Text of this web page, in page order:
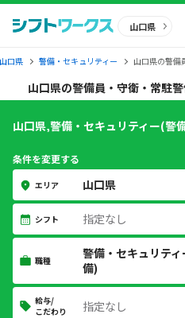
山口県
山口県 警備・セキュリティー 山口県の警備
山口県の警備員・守衛・常駐
山口県,警備・セキュリティー(警
条件を変更する
エリア 山口県
シフト 指定なし
職種
警備・セキュリテ
備)
給与/
こだわり
指定なし